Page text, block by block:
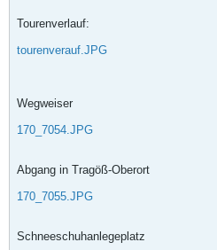
Tourenverlauf:
tourenverauf.JPG
Wegweiser
170_7054.JPG
Abgang in Tragöß-Oberort
170_7055.JPG
Schneeschuhanlegeplatz